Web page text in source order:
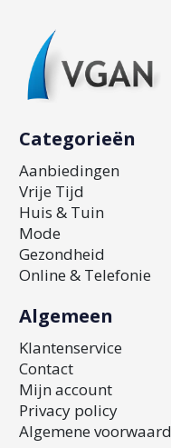
Categorieën
Aanbiedingen
Vrije Tijd
Huis & Tuin
Mode
Gezondheid
Online & Telefonie
Algemeen
Klantenservice
Contact
Mijn account
Privacy policy
Algemene